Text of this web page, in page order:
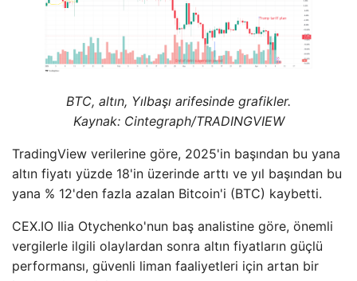
BTC, altın, Yılbaşı arifesinde grafikler.
Kaynak: Cintegraph/TRADINGVIEW
TradingView verilerine göre, 2025'in başından bu yana
altın fiyatı yüzde 18'in üzerinde arttı ve yıl başından bu
yana % 12'den fazla azalan Bitcoin'i (BTC) kaybetti.
CEX.IO Ilia Otychenko'nun baş analistine göre, önemli
vergilerle ilgili olaylardan sonra altın fiyatların güçlü
performansı, güvenli liman faaliyetleri için artan bir